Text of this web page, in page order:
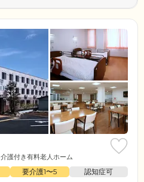
介護付き有料老人ホーム
要介護1〜5
認知症可